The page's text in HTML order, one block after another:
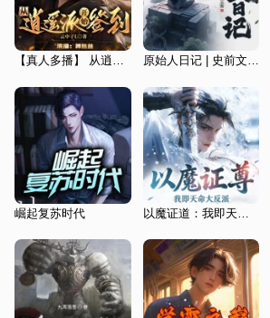
【真人多播】 从逍遥派开始签到 | 武侠玄幻神话 |穿越 | 系统 原始人日记 | 史前文明 | 开辟蛮荒 | 在野人部落创建文明
崛起复苏时代